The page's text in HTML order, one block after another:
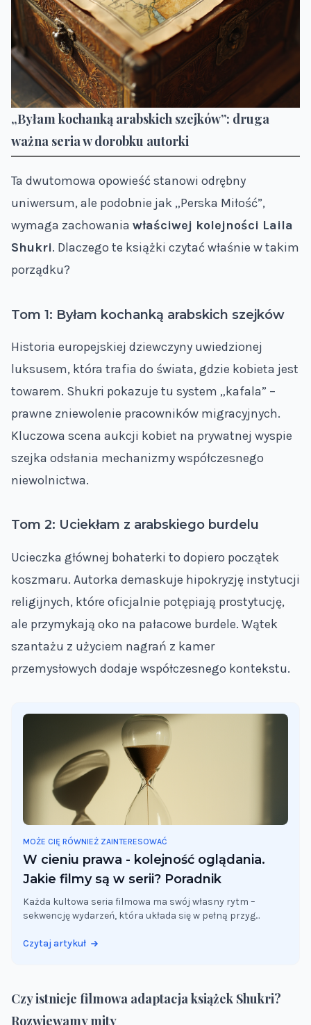
„Byłam kochanką arabskich szejków”: druga
ważna seria w dorobku autorki
Ta dwutomowa opowieść stanowi odrębny
uniwersum, ale podobnie jak „Perska Miłość”,
wymaga zachowania właściwej kolejności Laila
Shukri. Dlaczego te książki czytać właśnie w takim
porządku?
Tom 1: Byłam kochanką arabskich szejków
Historia europejskiej dziewczyny uwiedzionej
luksusem, która trafia do świata, gdzie kobieta jest
towarem. Shukri pokazuje tu system „kafala” –
prawne zniewolenie pracowników migracyjnych.
Kluczowa scena aukcji kobiet na prywatnej wyspie
szejka odsłania mechanizmy współczesnego
niewolnictwa.
Tom 2: Uciekłam z arabskiego burdelu
Ucieczka głównej bohaterki to dopiero początek
koszmaru. Autorka demaskuje hipokryzję instytucji
religijnych, które oficjalnie potępiają prostytucję,
ale przymykają oko na pałacowe burdele. Wątek
szantażu z użyciem nagrań z kamer
przemysłowych dodaje współczesnego kontekstu.
W cieniu prawa - kolejność oglądania. Jakie filmy
MOŻE CIĘ RÓWNIEŻ ZAINTERESOWAĆ
W cieniu prawa - kolejność oglądania.
Jakie filmy są w serii? Poradnik
Każda kultowa seria filmowa ma swój własny rytm –
sekwencję wydarzeń, która układa się w pełną przyg...
Czytaj artykuł
Czy istnieje filmowa adaptacja książek Shukri?
Rozwiewamy mity